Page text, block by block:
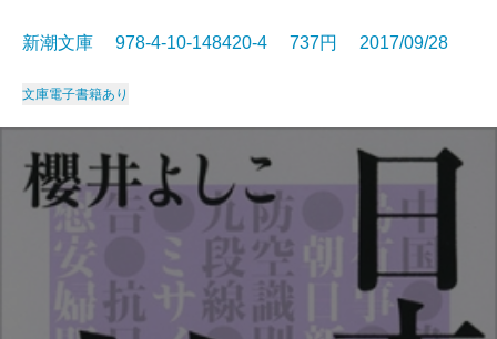
新潮文庫 978-4-10-148420-4 737円 2017/09/28
文庫電子書籍あり